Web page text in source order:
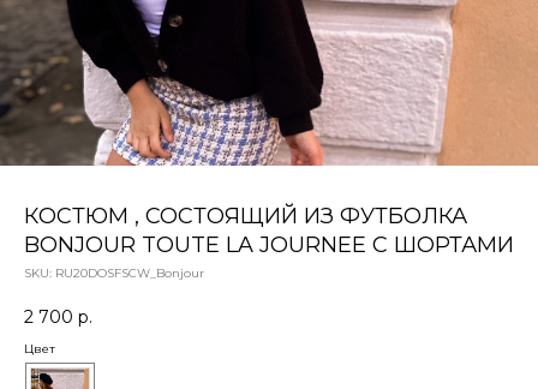
КОСТЮМ , СОСТОЯЩИЙ ИЗ ФУТБОЛКА
BONJOUR TOUTE LA JOURNEE С ШОРТАМИ
SKU: RU20DOSFSCW_Bonjour
2 700 р.
Цвет